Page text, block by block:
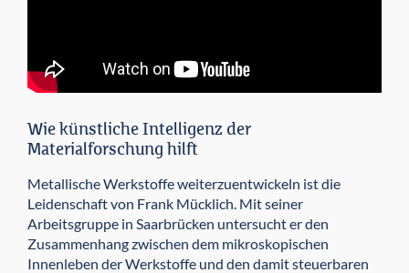
Wie künstliche Intelligenz der
Materialforschung hilft
Metallische Werkstoffe weiterzuentwickeln ist die
Leidenschaft von Frank Mücklich. Mit seiner
Arbeitsgruppe in Saarbrücken untersucht er den
Zusammenhang zwischen dem mikroskopischen
Innenleben der Werkstoffe und den damit steuerbaren